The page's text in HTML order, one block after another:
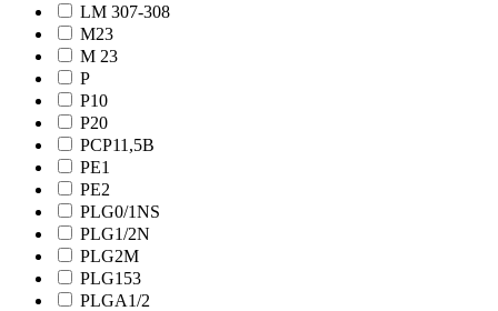
LM 307-308
M23
M 23
P
P10
P20
PCP11,5B
PE1
PE2
PLG0/1NS
PLG1/2N
PLG2M
PLG153
PLGA1/2